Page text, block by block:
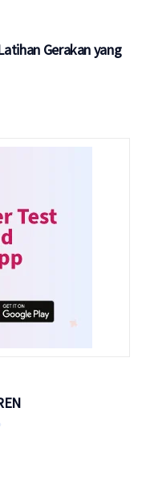
Gerakan yang